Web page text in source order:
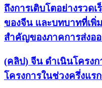
ถึงการเติบโตอย่างรวด
ของจีน และบทบาทที่เพิ่
สำคัญของภาคการส่งอ
(คลิป) จีน ดำเนินโครง
โครงการในช่วงครึ่งแร